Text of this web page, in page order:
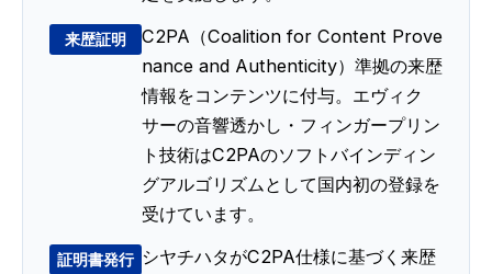
来歴証明
C2PA（Coalition for Content Prove
nance and Authenticity）準拠の来歴
情報をコンテンツに付与。エヴィク
サーの音響透かし・フィンガープリン
ト技術はC2PAのソフトバインディン
グアルゴリズムとして国内初の登録を
受けています。
証明書発行 シヤチハタがC2PA仕様に基づく来歴